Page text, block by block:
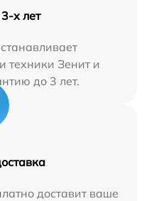
х лет
техники Зенит и
до 3 лет.
доставит ваше